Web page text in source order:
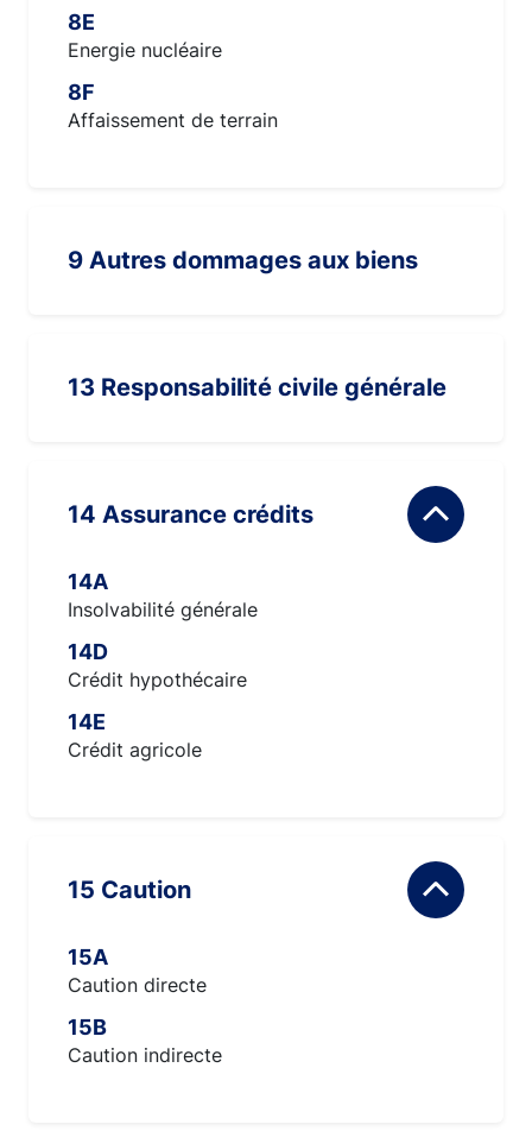
8E
Energie nucléaire
8F
Affaissement de terrain
9 Autres dommages aux biens
13 Responsabilité civile générale
14 Assurance crédits
14A
Insolvabilité générale
14D
Crédit hypothécaire
14E
Crédit agricole
15 Caution
15A
Caution directe
15B
Caution indirecte